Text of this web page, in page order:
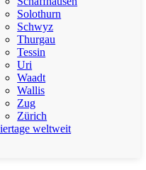
Solothurn
Schwyz
Thurgau
Tessin
Uri
Waadt
Wallis
Zug
Zürich
weltweit